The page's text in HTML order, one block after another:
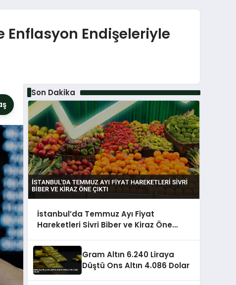
Enflasyon Endişeleriyle
Son Dakika
İstanbul’da Temmuz Ayı Fiyat
Hareketleri Sivri Biber ve Kiraz Öne
Gram Altın 6.240 Liraya
Düştü Ons Altın 4.086 Dolar